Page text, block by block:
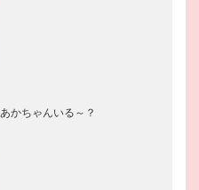
あかちゃんいる～？